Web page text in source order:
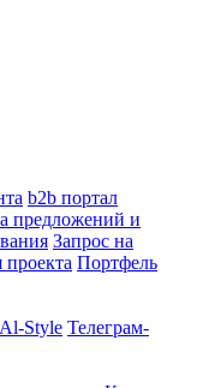
b2b портал
предложений и
Запрос на
проекта Портфель
Style Телеграм-